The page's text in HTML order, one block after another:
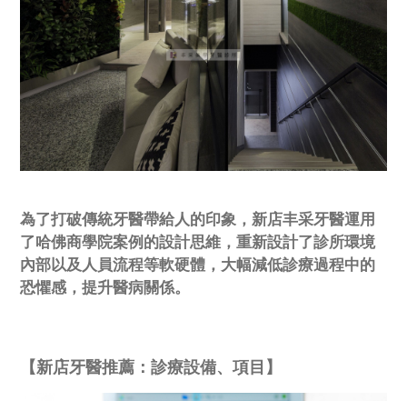
為了打破傳統牙醫帶給人的印象，新店丰采牙醫運用
了哈佛商學院案例的設計思維，重新設計了診所環境
內部以及人員流程等軟硬體，大幅減低診療過程中的
恐懼感，提升醫病關係。
【新店牙醫推薦：診療設備、項目】